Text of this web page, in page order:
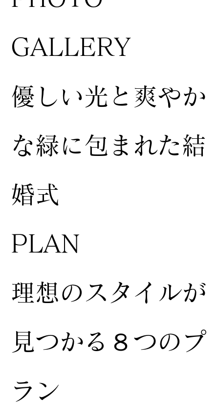
GALLERY
​優しい光と爽やか
な緑に包まれた結
婚式
​PLAN
​理想のスタイルが
見つかる８つのプ
ラン